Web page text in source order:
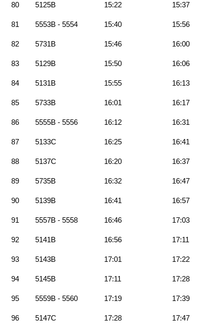
80 5125B 15:22 15:37
81 5553B - 5554 15:40 15:56
82 5731B 15:46 16:00
83 5129B 15:50 16:06
84 5131B 15:55 16:13
85 5733B 16:01 16:17
86 5555B - 5556 16:12 16:31
87 5133C 16:25 16:41
88 5137C 16:20 16:37
89 5735B 16:32 16:47
90 5139B 16:41 16:57
91 5557B - 5558 16:46 17:03
92 5141B 16:56 17:11
93 5143B 17:01 17:22
94 5145B 17:11 17:28
95 5559B - 5560 17:19 17:39
96 5147C 17:28 17:47